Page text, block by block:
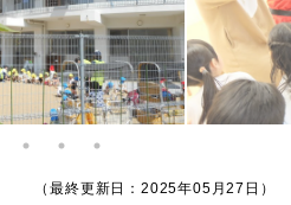
（最終更新日：2025年05月27日）